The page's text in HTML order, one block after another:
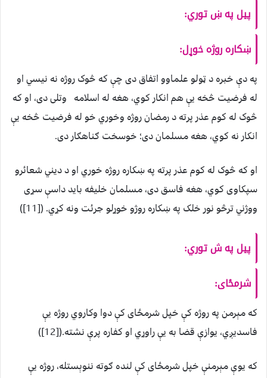
پيل په ښ توري:
ښکاره روژه خوړل:
په دې خبره د ټولو علماوو اتفاق دی چې که څوک روژه نه نيسي او
له فرضيت څخه يې هم انکار کوي، هغه له اسلامه وتلی دی، او که
څوک له کوم عذر پرته د رمضان روژه وخوري خو له فرضيت څخه يې
انکار نه کوي، هغه مسلمان دی؛ خوسخت ګناهګار دی.
او که څوک له کوم عذر پرته په ښکاره روژه خوري او د ديني شعائرو
سپکاوی کوي، هغه فاسق دی، مسلمان خليفه بايد داسې سړی
ووژني ترڅو نور خلک په ښکاره روژو خوړلو جرئت ونه کړي. ([11])
پيل په ش توري:
شرمځای:
که مېرمن په روژه کې خپل شرمځای کې دوا وکاروي روژه يې
فاسديږي، يوازې قضا به يې راوړي او کفاره پرې نشته.([12])
که يوې مېرمنې خپل شرمځای کې لنده ګوته ننوېستله، روژه يې